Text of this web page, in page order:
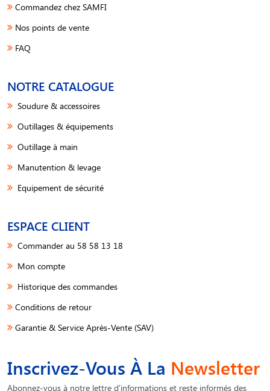
Commandez chez SAMFI
Nos points de vente
FAQ
NOTRE CATALOGUE
Soudure & accessoires
Outillages & équipements
Outillage à main
Manutention & levage
Equipement de sécurité
ESPACE CLIENT
Commander au 58 58 13 18
Mon compte
Historique des commandes
Conditions de retour
Garantie & Service Après-Vente (SAV)
Inscrivez-Vous À La Newsletter
Abonnez-vous à notre lettre d'informations et reste informés des